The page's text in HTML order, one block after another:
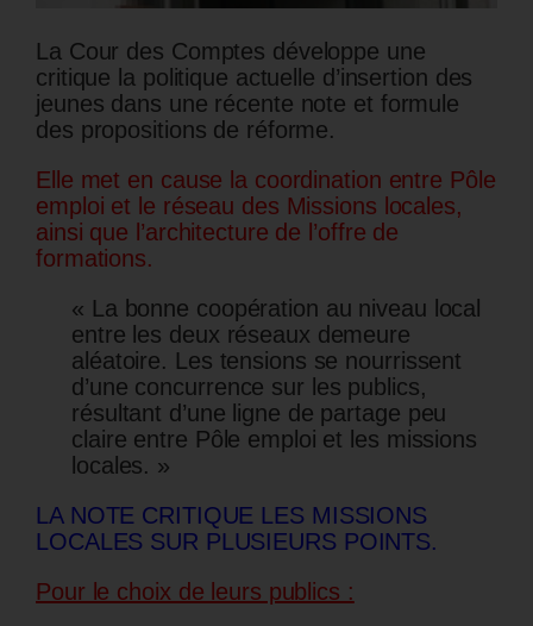
La Cour des Comptes développe une
critique la politique actuelle d’insertion des
jeunes dans une récente note et formule
des propositions de réforme.
Elle met en cause la coordination entre Pôle
emploi et le réseau des Missions locales,
ainsi que l’architecture de l’offre de
formations.
« La bonne coopération au niveau local
entre les deux réseaux demeure
aléatoire. Les tensions se nourrissent
d’une concurrence sur les publics,
résultant d’une ligne de partage peu
claire entre Pôle emploi et les missions
locales. »
LA NOTE CRITIQUE LES MISSIONS
LOCALES SUR PLUSIEURS POINTS.
Pour le choix de leurs publics :